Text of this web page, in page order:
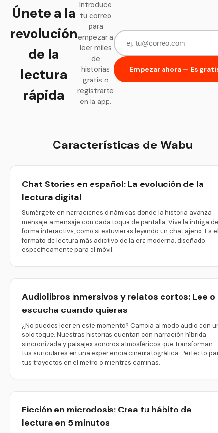
Únete a la
revolución
de la
lectura
rápida
Introduce
tu correo
para
empezar a
leer miles
de
historias
gratis o
registrarte
en la app.
Empezar ahora — Es
Características de Wabu
Chat Stories en español: La evolución de la
lectura digital
Sumérgete en narraciones dinámicas donde la historia avanza
mensaje a mensaje con cada toque de pantalla. Vive la intriga de
forma interactiva, como si estuvieras leyendo un chat ajeno. Es el
formato de lectura más adictivo de la era moderna, diseñado
específicamente para el móvil.
Audiolibros inmersivos y relatos cortos: Lee o
escucha cuando quieras
¿No puedes leer en este momento? Cambia al modo audio con
solo toque. Nuestras historias cuentan con narración híbrida
sincronizada y paisajes sonoros atmosféricos que transforman
tus auriculares en una experiencia cinematográfica. Perfecto
tus trayectos en el metro o mientras caminas.
Ficción en microdosis: Crea tu hábito de
lectura en 5 minutos